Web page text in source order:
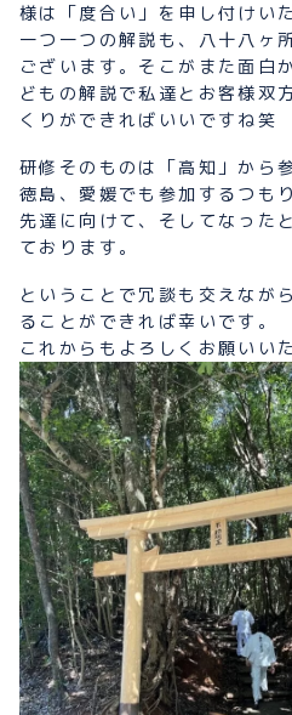
様は「度合い」を申し付けい
一つ一つの解説も、八十八ヶ
ございます。そこがまた面白
どもの解説で私達とお客様双
くりができればいいですね笑
研修そのものは「高知」から
徳島、愛媛でも参加するつも
先達に向けて、そしてなった
ております。
ということで冗談も交えなが
ることができれば幸いです。
これからもよろしくお願いい